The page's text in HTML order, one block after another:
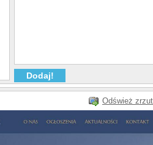
Odśwież